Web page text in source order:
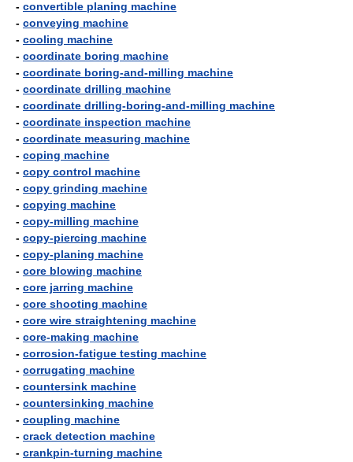
- convertible planing machine
- conveying machine
- cooling machine
- coordinate boring machine
- coordinate boring-and-milling machine
- coordinate drilling machine
- coordinate drilling-boring-and-milling machine
- coordinate inspection machine
- coordinate measuring machine
- coping machine
- copy control machine
- copy grinding machine
- copying machine
- copy-milling machine
- copy-piercing machine
- copy-planing machine
- core blowing machine
- core jarring machine
- core shooting machine
- core wire straightening machine
- core-making machine
- corrosion-fatigue testing machine
- corrugating machine
- countersink machine
- countersinking machine
- coupling machine
- crack detection machine
- crankpin-turning machine